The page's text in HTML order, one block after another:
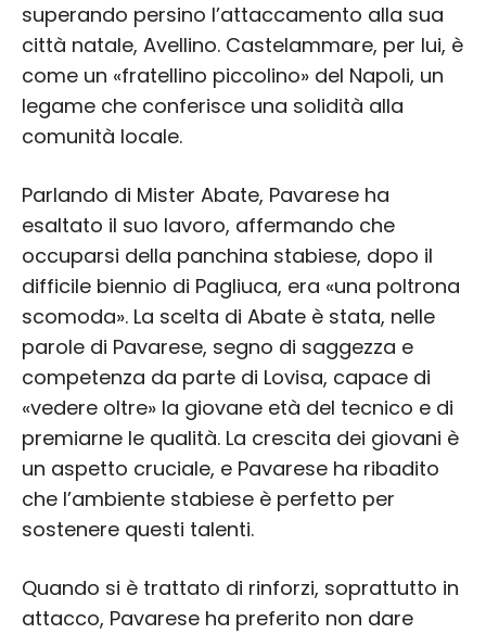
superando persino l’attaccamento alla sua
città natale, Avellino. Castelammare, per lui, è
come un «fratellino piccolino» del Napoli, un
legame che conferisce una solidità alla
comunità locale.
Parlando di Mister Abate, Pavarese ha
esaltato il suo lavoro, affermando che
occuparsi della panchina stabiese, dopo il
difficile biennio di Pagliuca, era «una poltrona
scomoda». La scelta di Abate è stata, nelle
parole di Pavarese, segno di saggezza e
competenza da parte di Lovisa, capace di
«vedere oltre» la giovane età del tecnico e di
premiarne le qualità. La crescita dei giovani è
un aspetto cruciale, e Pavarese ha ribadito
che l’ambiente stabiese è perfetto per
sostenere questi talenti.
Quando si è trattato di rinforzi, soprattutto in
attacco, Pavarese ha preferito non dare